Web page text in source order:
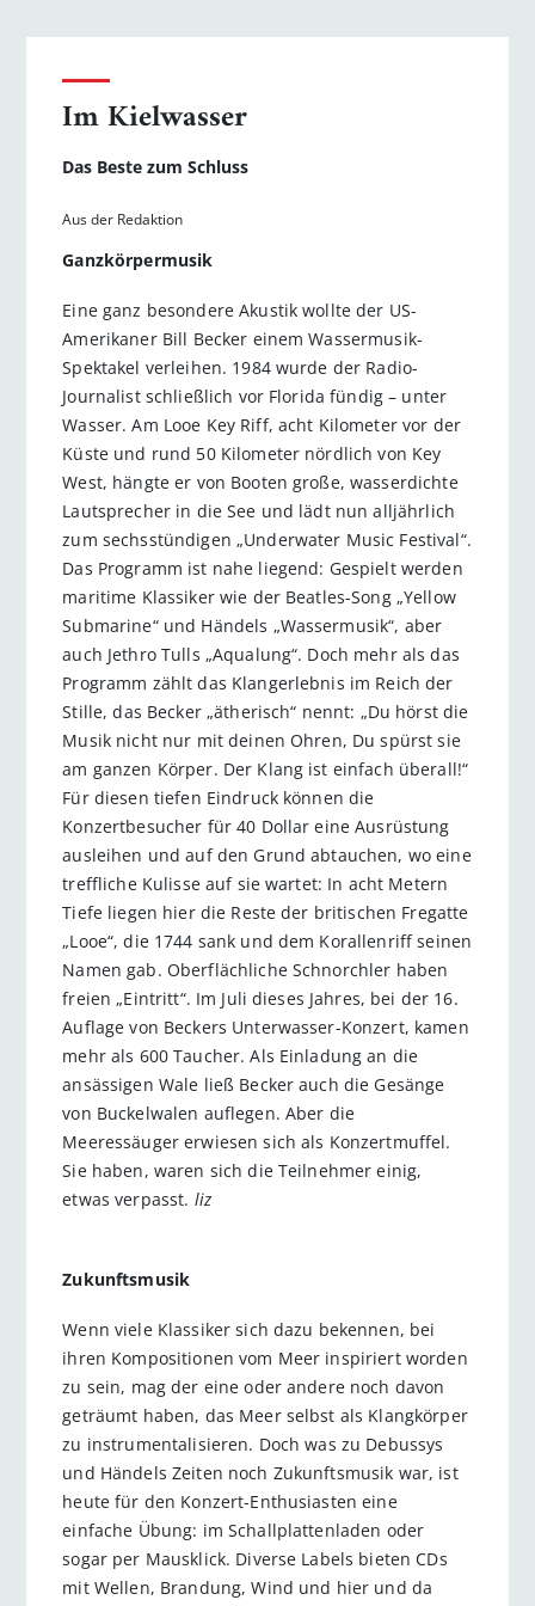
Im Kielwasser
Das Beste zum Schluss
Aus der Redaktion
Ganzkörpermusik
Eine ganz besondere Akustik wollte der US-
Amerikaner Bill Becker einem Wassermusik-
Spektakel verleihen. 1984 wurde der Radio-
Journalist schließlich vor Florida fündig – unter
Wasser. Am Looe Key Riff, acht Kilometer vor der
Küste und rund 50 Kilometer nördlich von Key
West, hängte er von Booten große, wasserdichte
Lautsprecher in die See und lädt nun alljährlich
zum sechsstündigen „Underwater Music Festival“.
Das Programm ist nahe liegend: Gespielt werden
maritime Klassiker wie der Beatles-Song „Yellow
Submarine“ und Händels „Wassermusik“, aber
auch Jethro Tulls „Aqualung“. Doch mehr als das
Programm zählt das Klangerlebnis im Reich der
Stille, das Becker „ätherisch“ nennt: „Du hörst die
Musik nicht nur mit deinen Ohren, Du spürst sie
am ganzen Körper. Der Klang ist einfach überall!“
Für diesen tiefen Eindruck können die
Konzertbesucher für 40 Dollar eine Ausrüstung
ausleihen und auf den Grund abtauchen, wo eine
treffliche Kulisse auf sie wartet: In acht Metern
Tiefe liegen hier die Reste der britischen Fregatte
„Looe“, die 1744 sank und dem Korallenriff seinen
Namen gab. Oberflächliche Schnorchler haben
freien „Eintritt“. Im Juli dieses Jahres, bei der 16.
Auflage von Beckers Unterwasser-Konzert, kamen
mehr als 600 Taucher. Als Einladung an die
ansässigen Wale ließ Becker auch die Gesänge
von Buckelwalen auflegen. Aber die
Meeressäuger erwiesen sich als Konzertmuffel.
Sie haben, waren sich die Teilnehmer einig,
etwas verpasst. liz
Zukunftsmusik
Wenn viele Klassiker sich dazu bekennen, bei
ihren Kompositionen vom Meer inspiriert worden
zu sein, mag der eine oder andere noch davon
geträumt haben, das Meer selbst als Klangkörper
zu instrumentalisieren. Doch was zu Debussys
und Händels Zeiten noch Zukunftsmusik war, ist
heute für den Konzert-Enthusiasten eine
einfache Übung: im Schallplattenladen oder
sogar per Mausklick. Diverse Labels bieten CDs
mit Wellen, Brandung, Wind und hier und da